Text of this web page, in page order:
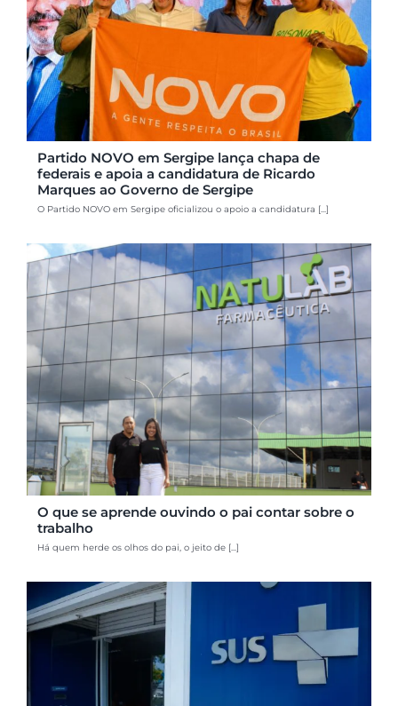
Partido NOVO em Sergipe lança chapa de
federais e apoia a candidatura de Ricardo
Marques ao Governo de Sergipe
O Partido NOVO em Sergipe oficializou o apoio a candidatura [...]
O que se aprende ouvindo o pai contar sobre o
trabalho
Há quem herde os olhos do pai, o jeito de [...]